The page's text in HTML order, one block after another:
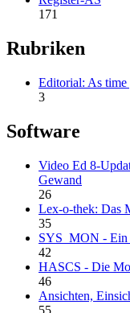
171
Rubriken
Editorial: As time
3
Software
Video Ed 8-
Gewand
26
Lex-o-thek: Das
35
SYS_MON -
42
HASCS - Die
46
Ansichten,
55